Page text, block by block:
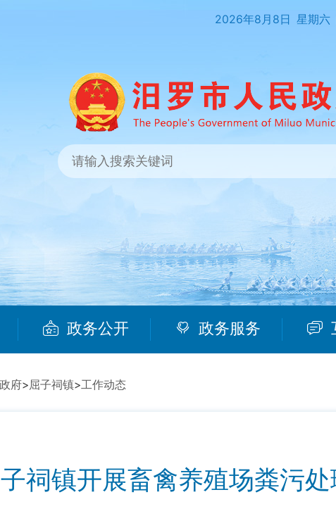
2026年8月8日 星期六
政务公开 政务服务
府>屈子祠镇>工作动态
祠镇开展畜禽养殖场粪污